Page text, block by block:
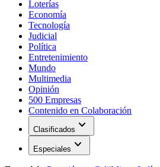
Loterías
Economía
Tecnología
Judicial
Política
Entretenimiento
Mundo
Multimedia
Opinión
500 Empresas
Contenido en Colaboración
Clasificados expand_more
Especiales expand_more